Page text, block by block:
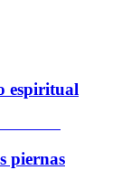
espiritual
piernas